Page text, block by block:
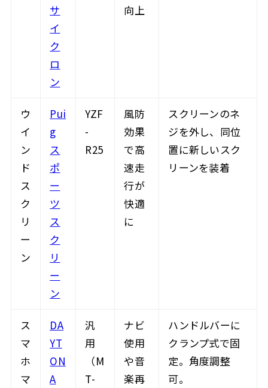
サ
イ
ク
ロ
ン
向上
ウ
イ
ン
ド
ス
ク
リ
ー
ン
Pui
g
ス
ポ
ー
ツ
ス
ク
リ
ー
ン
YZF
-
R25
風防
効果
で高
速走
行が
快適
に
スクリーンのネ
ジを外し、同位
置に新しいスク
リーンを装着
ス
マ
ホ
マ
DA
YT
ON
A
汎
用
（M
T-
ナビ
使用
や音
楽再
ハンドルバーに
クランプ式で固
定。角度調整
可。